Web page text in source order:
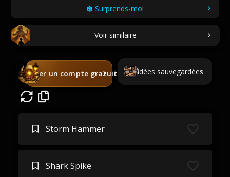
Surprends-moi
Voir similaire
Créer un compte gratuit Idées sauvegardées
Storm Hammer
Shark Spike